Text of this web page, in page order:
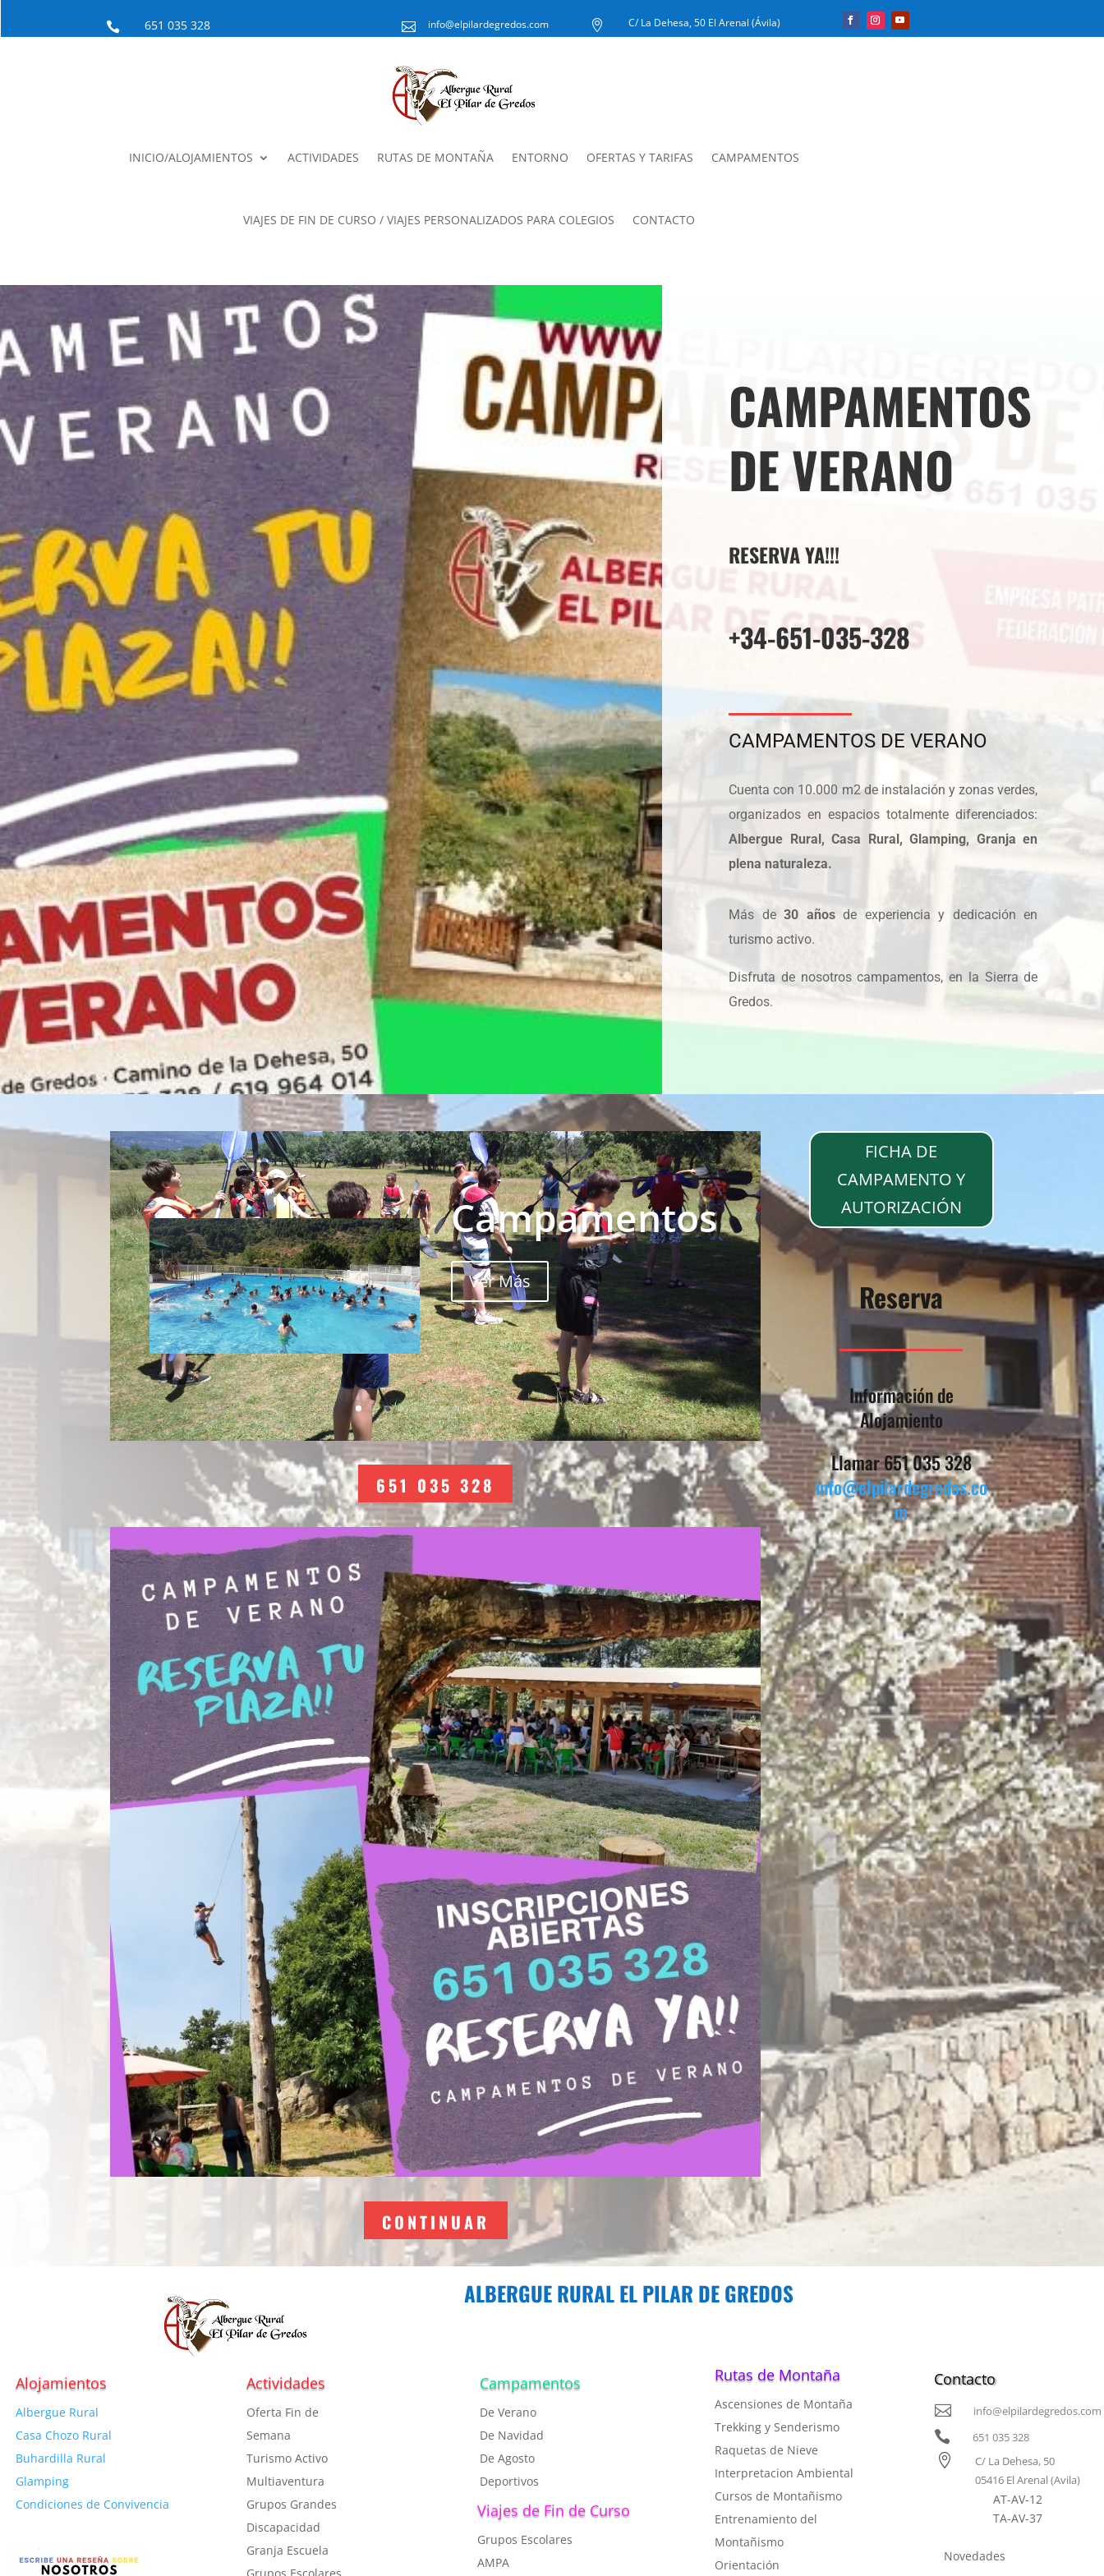
 651 035 328  info@elpilardegredos.com  C/ La Dehesa, 50 El Arenal (Ávila)
INICIO/ALOJAMIENTOS ACTIVIDADES RUTAS DE MONTAÑA ENTORNO OFERTAS Y TARIFAS CAMPAMENTOS
VIAJES DE FIN DE CURSO / VIAJES PERSONALIZADOS PARA COLEGIOS CONTACTO
CAMPAMENTOS
DE VERANO
RESERVA YA!!!
+34-651-035-328
CAMPAMENTOS DE VERANO
Cuenta con 10.000 m2 de instalación y zonas verdes,
organizados en espacios totalmente diferenciados:
Albergue Rural, Casa Rural, Glamping, Granja en
plena naturaleza.
Más de30 añosde experiencia y dedicación en
turismo activo.
Disfruta de nosotros campamentos, en la Sierra de
Gredos.
Campamentos
Ver Más
651 035 328
CONTINUAR
FICHA DE
CAMPAMENTO Y
AUTORIZACIÓN
Reserva
Información de
Alojamiento
Llamar 651 035 328
info@elpilardegredos.co
m
ALBERGUE RURAL EL PILAR DE GREDOS
Alojamientos
Albergue Rural
Casa Chozo Rural
Buhardilla Rural
Glamping
Condiciones de Convivencia
Actividades
Oferta Fin de
Semana
Turismo Activo
Multiaventura
Grupos Grandes
Discapacidad
Granja Escuela
Campamentos
De Verano
De Navidad
De Agosto
Deportivos
Viajes de Fin de Curso
Grupos Escolares
AMPA
Rutas de Montaña
Ascensiones de Montaña
Trekking y Senderismo
Raquetas de Nieve
Interpretacion Ambiental
Cursos de Montañismo
Entrenamiento del
Montañismo
Orientación
Contacto
 info@elpilardegredos.com
 651 035 328

C/ La Dehesa, 50
05416 El Arenal (Avila)
AT-AV-12
TA-AV-37
Novedades